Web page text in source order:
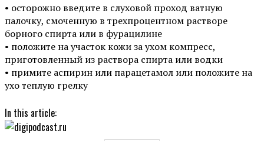
• осторожно введите в слуховой проход ватную
палочку, смоченную в трехпроцентном растворе
борного спирта или в фурацилине
• положите на участок кожи за ухом компресс,
приготовленный из раствора спирта или водки
• примите аспирин или парацетамол или положите на
ухо теплую грелку
In this article: